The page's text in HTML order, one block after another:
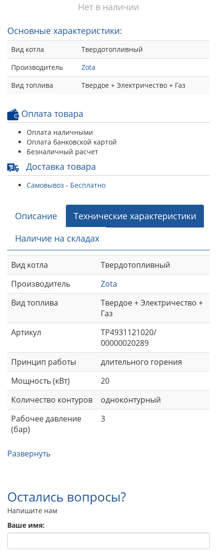
Нет в наличии
Основные характеристики:
Вид котла
Твердотопливный
Производитель
Zota
Вид топлива
Твердое + Электричество + Газ
Оплата товара
Оплата наличными
Оплата банковской картой
Безналичный расчет
Доставка товара
Самовывоз - Бесплатно
Описание
Технические характеристики
Наличие на складах
Вид котла
Твердотопливный
Производитель
Zota
Вид топлива
Твердое + Электричество +
Газ
Артикул
TP4931121020/
00000020289
Принцип работы
длительного горения
Мощность (кВт)
20
Количество контуров
одноконтурный
Рабочее давление
(бар)
3
Развернуть
Остались вопросы?
Напишите нам
Ваше имя: